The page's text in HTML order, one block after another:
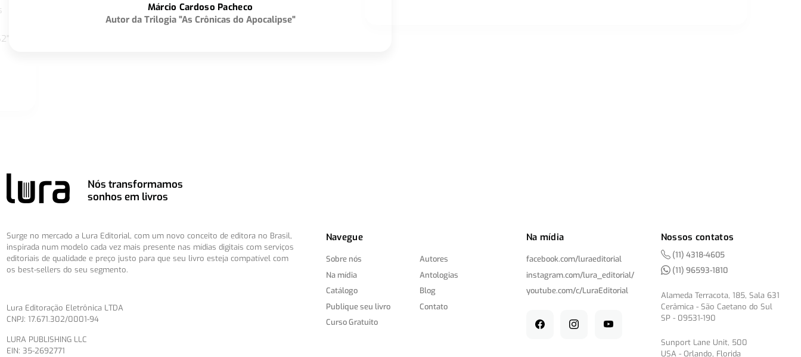
Márcio Cardoso Pacheco
Autor da Trilogia "As Crônicas do Apocalipse"
Nós transformamos
sonhos em livros
Surge no mercado a Lura Editorial, com um novo conceito de editora no Brasil,
inspirada num modelo cada vez mais presente nas mídias digitais com serviços
editoriais de qualidade e preço justo para que seu livro esteja compatível com
os best-sellers do seu segmento.
Lura Editoração Eletrônica LTDA
CNPJ: 17.671.302/0001-94
LURA PUBLISHING LLC
EIN: 35-2692771
Navegue
Sobre nós
Na mídia
Catálogo
Publique seu livro
Curso Gratuito
Autores
Antologias
Blog
Contato
Na mídia
facebook.com/luraeditorial
instagram.com/lura_editorial/
youtube.com/c/LuraEditorial
Nossos contatos
(11) 4318-4605
(11) 96593-1810
Alameda Terracota, 185, Sala 631
Cerâmica - São Caetano do Sul
SP - 09531-190
Sunport Lane Unit, 500
USA - Orlando, Florida